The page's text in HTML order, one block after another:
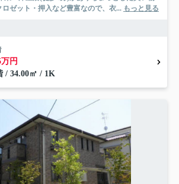
ゼット・押入など豊富なので、衣... もっと見る
円
/ 34.00㎡ / 1K